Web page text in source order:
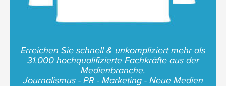
Erreichen Sie schnell & unkompliziert mehr als
31.000 hochqualifizierte Fachkräfte aus der
Medienbranche.
Journalismus - PR - Marketing - Neue Medien